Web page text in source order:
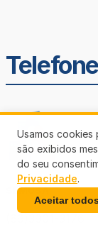
SEMUSA
Usamos cookies
são exibidos
do seu
Privacidade.
Aceitar